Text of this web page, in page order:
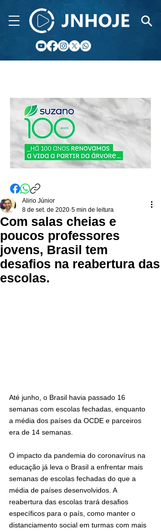
Com salas cheias e
poucos professores
jovens, Brasil tem
desafios na reabertura das
escolas.
Alirio Júnior
8 de set. de 2020 5 min de leitura
Até junho, o Brasil havia passado 16
semanas com escolas fechadas, enquanto
a média dos países da OCDE e parceiros
era de 14 semanas.
O impacto da pandemia do coronavírus na
educação já leva o Brasil a enfrentar mais
semanas de escolas fechadas do que a
média de países desenvolvidos. A
reabertura das escolas trará desafios
específicos para o país, como manter o
distanciamento social em turmas com mais